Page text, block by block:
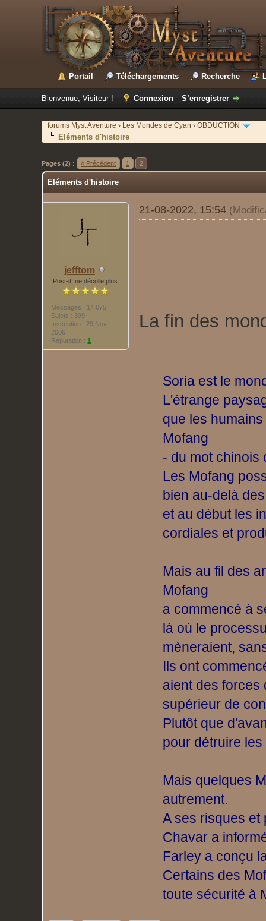
Portail Téléchargements Recherche
Bienvenue, Visiteur ! Connexion S’enregistrer
forums Myst Aventure › Les Mondes de Cyan › OBDUCTION
Eléments d'histoire
Pages (2) : « Précédent 1 2
Eléments d'histoire
jefftom
Post-it, ne décolle plus
Messages : 14 075
Sujets : 399
Inscription : 29 Nov
2006
Réputation :1
21-08-2022, 15:54
La fin des
Soria est le
L'étrange
que les
Mofang
- du mot chinois
Les Mofang
bien au-delà
et au début les
cordiales et
Mais au fil des
Mofang
a commencé à
là où le
mèneraient,
Ils ont
aient des forces
supérieur de
Plutôt que
pour détruire
Mais quelques
autrement.
A ses risques et
Chavar a
Farley a conçu
Certains des
toute sécurité à